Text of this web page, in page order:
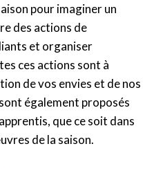
pour imaginer un
des actions de
et organiser
ces actions sont à
de vos envies et de nos
également proposés
que ce soit dans
de la saison.